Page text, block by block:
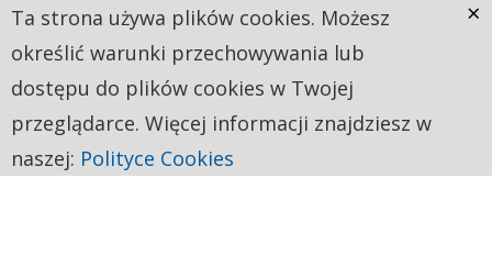
Ta strona używa plików cookies. Możesz
określić warunki przechowywania lub
dostępu do plików cookies w Twojej
przeglądarce. Więcej informacji znajdziesz w
naszej: Polityce Cookies
×